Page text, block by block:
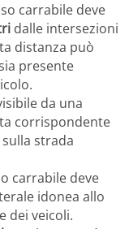
carrabile deve
dalle intersezioni
distanza può
presente
da una
corrispondente
strada
carrabile deve
idonea allo
dei veicoli.